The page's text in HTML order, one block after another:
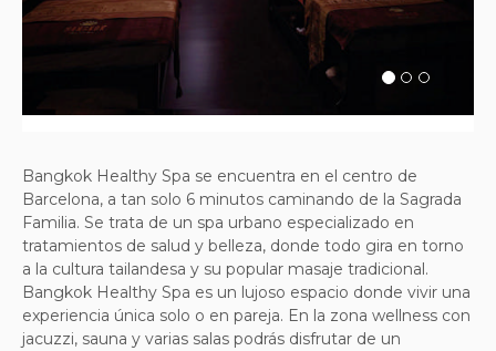
Previous
Bangkok Healthy Spa se encuentra en el centro de
Barcelona, a tan solo 6 minutos caminando de la Sagrada
Familia. Se trata de un spa urbano especializado en
tratamientos de salud y belleza, donde todo gira en torno
a la cultura tailandesa y su popular masaje tradicional.
Bangkok Healthy Spa es un lujoso espacio donde vivir una
experiencia única solo o en pareja. En la zona wellness con
jacuzzi, sauna y varias salas podrás disfrutar de un